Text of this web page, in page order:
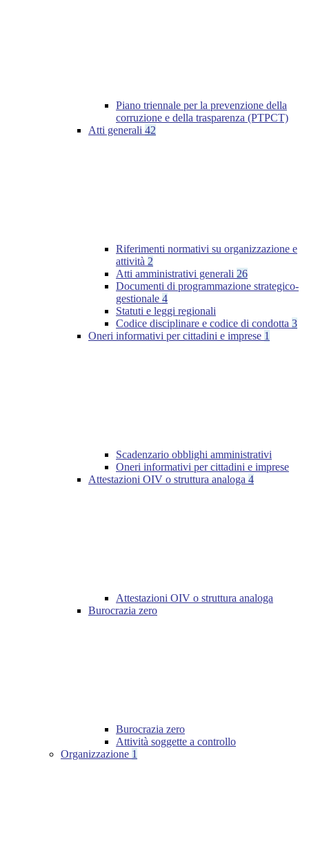
Piano triennale per la prevenzione della
corruzione e della trasparenza (PTPCT)
Atti generali 42
Riferimenti normativi su organizzazione e
attività 2
Atti amministrativi generali 26
Documenti di programmazione strategico-
gestionale 4
Statuti e leggi regionali
Codice disciplinare e codice di condotta 3
Oneri informativi per cittadini e imprese 1
Scadenzario obblighi amministrativi
Oneri informativi per cittadini e imprese
Attestazioni OIV o struttura analoga 4
Attestazioni OIV o struttura analoga
Burocrazia zero
Burocrazia zero
Attività soggette a controllo
Organizzazione 1